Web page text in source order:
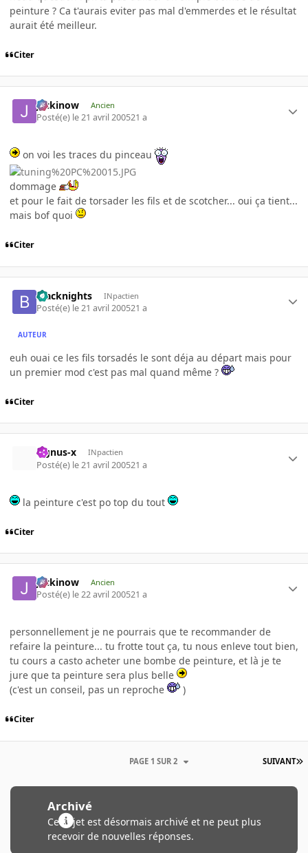
peinture ? Ca t'aurais eviter pas mal d'emmerdes et le résultat
aurait été meilleur.
Citer
jackinow Ancien
Posté(e) le 21 avril 200521 a
on voi les traces du pinceau
dommage
et pour le fait de torsader les fils et de scotcher... oui ça tient...
mais bof quoi
Citer
blacknights INpactien
Posté(e) le 21 avril 200521 a
AUTEUR
euh ouai ce les fils torsadés le sont déja au départ mais pour
un premier mod c'est pas mal quand même ?
Citer
cignus-x INpactien
Posté(e) le 21 avril 200521 a
la peinture c'est po top du tout
Citer
jackinow Ancien
Posté(e) le 22 avril 200521 a
personnellement je ne pourrais que te recommander de
refaire la peinture... tu frotte tout ça, tu nous enleve tout bien,
tu cours a casto acheter une bombe de peinture, et là je te
jure que ta peinture sera plus belle
(c'est un conseil, pas un reproche
)
Citer
SUIVANT
PAGE 1 SUR 2
Archivé
Ce sujet est désormais archivé et ne peut plus
recevoir de nouvelles réponses.